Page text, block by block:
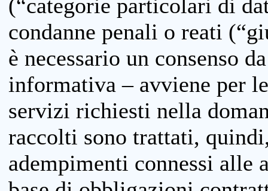
(“categorie particolari di
condanne penali o reati
è necessario un consenso
informativa – avviene per
servizi richiesti nella
raccolti sono trattati,
adempimenti connessi